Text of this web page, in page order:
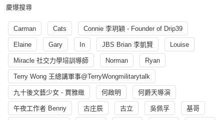
慶爆搜尋
Carman Cats Connie 李玥穎 - Founder of Drip39
Elaine Gary In JBS Brian 李凱賢 Louise
Miracle 社交力學培訓導師 Norman Ryan
Terry Wong 王總講軍事@TerryWongmilitarytalk
九十後文藝少女 - 賈雅緻 何啟明 何爵天導演
午夜工作者 Benny 古庄辰 古立 吳佩孚 基哥